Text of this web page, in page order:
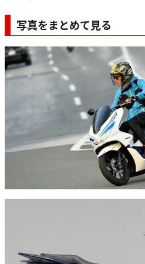
写真をまとめて見る